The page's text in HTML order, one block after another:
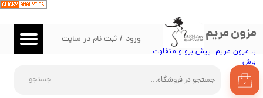
مزون مریم
با مزون مریم پیش برو و متفاوت
باش​​​​​​​
جستجو ۰
ورود / ثبت نام در سایت
حساب کاربری من
تغییر گذر واژه
سفارشات